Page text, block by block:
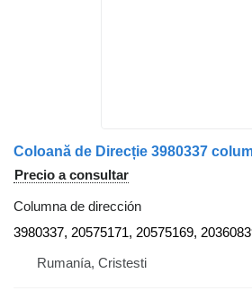
Precio a consultar
Columna de dirección
3980337, 20575171, 20575169,
Rumanía, Cristesti